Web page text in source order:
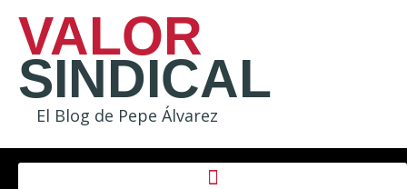
VALOR
SINDICAL
El Blog de Pepe Álvarez